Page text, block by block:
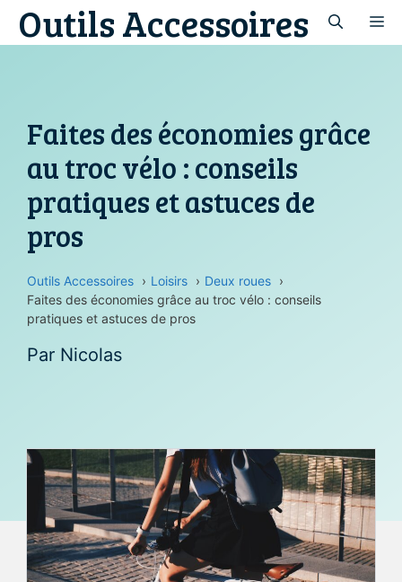
AllerOutils Accessoires
Faites des économies grâce
au troc vélo : conseils
pratiques et astuces de
pros
Outils Accessoires Loisirs
Deux roues
Faites des économies grâce au troc vélo : conseils
pratiques et astuces de pros
Par Nicolas